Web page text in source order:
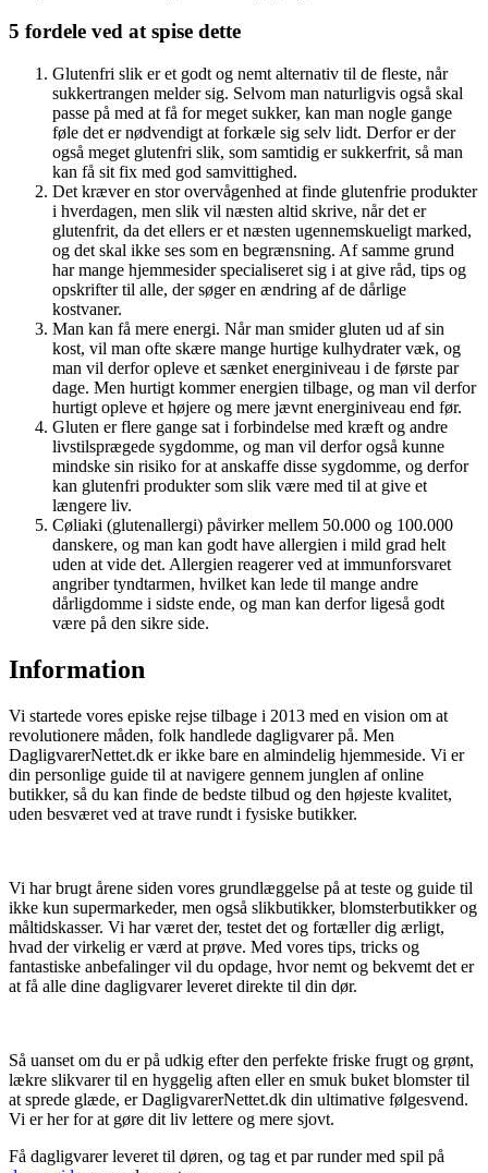
5 fordele ved at spise dette
Glutenfri slik er et godt og nemt alternativ til de fleste, når
sukkertrangen melder sig. Selvom man naturligvis også skal
passe på med at få for meget sukker, kan man nogle gange
føle det er nødvendigt at forkæle sig selv lidt. Derfor er der
også meget glutenfri slik, som samtidig er sukkerfrit, så man
kan få sit fix med god samvittighed.
Det kræver en stor overvågenhed at finde glutenfrie produkter
i hverdagen, men slik vil næsten altid skrive, når det er
glutenfrit, da det ellers er et næsten ugennemskueligt marked,
og det skal ikke ses som en begrænsning. Af samme grund
har mange hjemmesider specialiseret sig i at give råd, tips og
opskrifter til alle, der søger en ændring af de dårlige
kostvaner.
Man kan få mere energi. Når man smider gluten ud af sin
kost, vil man ofte skære mange hurtige kulhydrater væk, og
man vil derfor opleve et sænket energiniveau i de første par
dage. Men hurtigt kommer energien tilbage, og man vil derfor
hurtigt opleve et højere og mere jævnt energiniveau end før.
Gluten er flere gange sat i forbindelse med kræft og andre
livstilsprægede sygdomme, og man vil derfor også kunne
mindske sin risiko for at anskaffe disse sygdomme, og derfor
kan glutenfri produkter som slik være med til at give et
længere liv.
Cøliaki (glutenallergi) påvirker mellem 50.000 og 100.000
danskere, og man kan godt have allergien i mild grad helt
uden at vide det. Allergien reagerer ved at immunforsvaret
angriber tyndtarmen, hvilket kan lede til mange andre
dårligdomme i sidste ende, og man kan derfor ligeså godt
være på den sikre side.
Information
Vi startede vores episke rejse tilbage i 2013 med en vision om at
revolutionere måden, folk handlede dagligvarer på. Men
DagligvarerNettet.dk er ikke bare en almindelig hjemmeside. Vi er
din personlige guide til at navigere gennem junglen af online
butikker, så du kan finde de bedste tilbud og den højeste kvalitet,
uden besværet ved at trave rundt i fysiske butikker.
Vi har brugt årene siden vores grundlæggelse på at teste og guide til
ikke kun supermarkeder, men også slikbutikker, blomsterbutikker og
måltidskasser. Vi har været der, testet det og fortæller dig ærligt,
hvad der virkelig er værd at prøve. Med vores tips, tricks og
fantastiske anbefalinger vil du opdage, hvor nemt og bekvemt det er
at få alle dine dagligvarer leveret direkte til din dør.
Så uanset om du er på udkig efter den perfekte friske frugt og grønt,
lækre slikvarer til en hyggelig aften eller en smuk buket blomster til
at sprede glæde, er DagligvarerNettet.dk din ultimative følgesvend.
Vi er her for at gøre dit liv lettere og mere sjovt.
Få dagligvarer leveret til døren, og tag et par runder med spil på